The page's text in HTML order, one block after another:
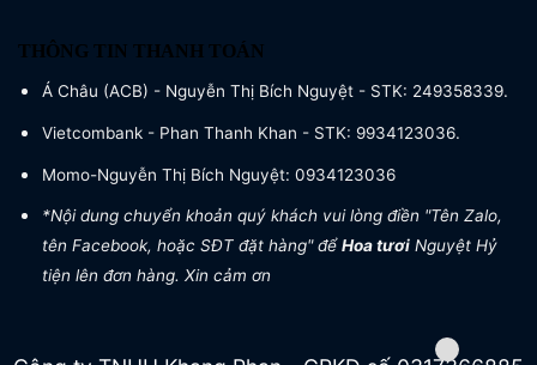
THÔNG TIN THANH TOÁN
Á Châu (ACB) - Nguyễn Thị Bích Nguyệt - STK: 249358339.
Vietcombank - Phan Thanh Khan - STK: 9934123036.
Momo-Nguyễn Thị Bích Nguyệt: 0934123036
*Nội dung chuyển khoản quý khách vui lòng điền "Tên Zalo,
tên Facebook, hoặc SĐT đặt hàng" đểHoa tươi Nguyệt Hỷ
tiện lên đơn hàng. Xin cảm ơn